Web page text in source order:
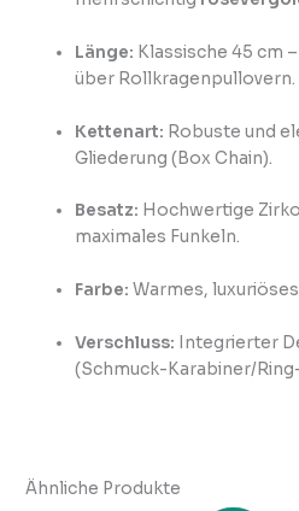
Länge: Klassische 45 cm
über Rollkragenpullovern.
Kettenart: Robuste und
Gliederung (Box Chain).
Besatz: Hochwertige
maximales Funkeln.
Farbe: Warmes,
Verschluss: Integrierter
(Schmuck-Karabiner/
Ähnliche Produkte